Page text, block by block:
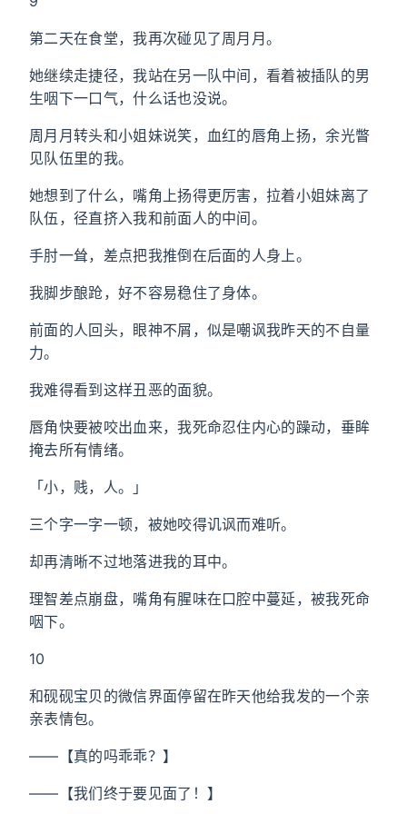
第二天在食堂，我再次碰见了周月月。
她继续走捷径，我站在另一队中间，看着被插队的男
生咽下一口气，什么话也没说。
周月月转头和小姐妹说笑，血红的唇角上扬，余光瞥
见队伍里的我。
她想到了什么，嘴角上扬得更厉害，拉着小姐妹离了
队伍，径直挤入我和前面人的中间。
手肘一耸，差点把我推倒在后面的人身上。
我脚步酿跄，好不容易稳住了身体。
前面的人回头，眼神不屑，似是嘲讽我昨天的不自量
力。
我难得看到这样丑恶的面貌。
唇角快要被咬出血来，我死命忍住内心的躁动，垂眸
掩去所有情绪。
「小，贱，人。」
三个字一字一顿，被她咬得讥讽而难听。
却再清晰不过地落进我的耳中。
理智差点崩盘，嘴角有腥味在口腔中蔓延，被我死命
咽下。
10
和砚砚宝贝的微信界面停留在昨天他给我发的一个亲
亲表情包。
——【真的吗乖乖？】
——【我们终于要见面了！】